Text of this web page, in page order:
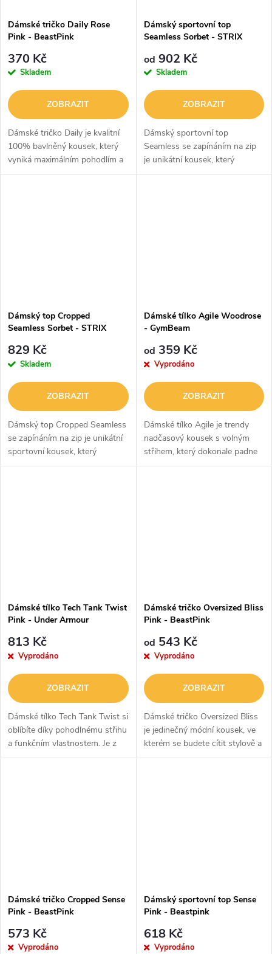
Dámské tričko Daily Rose
Pink - BeastPink
370 Kč
Skladem
ZOBRAZIT
Dámské tričko Daily je kvalitní
100% bavlněný kousek, který
vyniká maximálním pohodlím a
stylovým vzhledem. Perfektně
Dámský sportovní top
Seamless Sorbet - STRIX
od 902 Kč
Skladem
ZOBRAZIT
Dámský sportovní top
Seamless se zapínáním na zip
je unikátní kousek, který
perfektně zapadne do vašeho
Dámský top Cropped
Seamless Sorbet - STRIX
829 Kč
Skladem
ZOBRAZIT
Dámský top Cropped Seamless
se zapínáním na zip je unikátní
sportovní kousek, který
perfektně zapadne do vašeho
Dámské tílko Agile Woodrose
- GymBeam
od 359 Kč
Vyprodáno
ZOBRAZIT
Dámské tílko Agile je trendy
nadčasový kousek s volným
střihem, který dokonale padne
každé postavě. Díky kvalitnímu
Dámské tílko Tech Tank Twist
Pink - Under Armour
813 Kč
Vyprodáno
ZOBRAZIT
Dámské tílko Tech Tank Twist si
oblíbíte díky pohodlnému střihu
a funkčním vlastnostem. Je z
rychleschnoucího materiálu a
Dámské tričko Oversized Bliss
Pink - BeastPink
od 543 Kč
Vyprodáno
ZOBRAZIT
Dámské tričko Oversized Bliss
je jedinečný módní kousek, ve
kterém se budete cítit stylově a
maximálně pohodlně.
Dámské tričko Cropped Sense
Pink - BeastPink
573 Kč
Vyprodáno
Dámský sportovní top Sense
Pink - Beastpink
618 Kč
Vyprodáno